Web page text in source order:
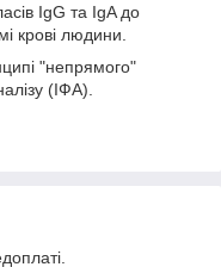
IgG та IgA до
крові людини.
"непрямого"
(ІФА).